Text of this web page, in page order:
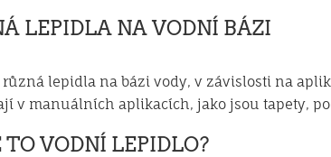
LEPIDLA NA VODNÍ BÁZI
lepidla na bázi vody, v závislosti na
v manuálních aplikacích, jako jsou tapety,
TO VODNÍ LEPIDLO?